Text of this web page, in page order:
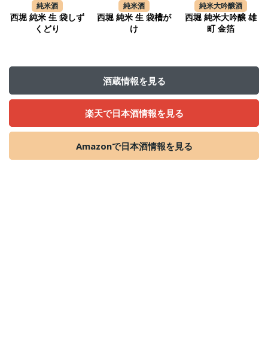
純米酒
西堀 純米 生 袋しず
くどり
純米酒
西堀 純米 生 袋槽が
け
純米大吟醸酒
西堀 純米大吟醸 雄
町 金箔
酒蔵情報を見る
楽天で日本酒情報を見る
Amazonで日本酒情報を見る